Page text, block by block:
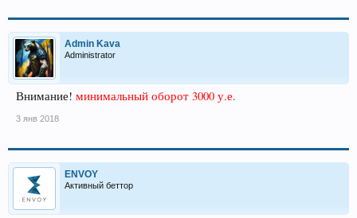
Admin Kava
Administrator
Внимание! минимальный оборот 3000 у.е.
3 янв 2018
ENVOY
Активный беттор